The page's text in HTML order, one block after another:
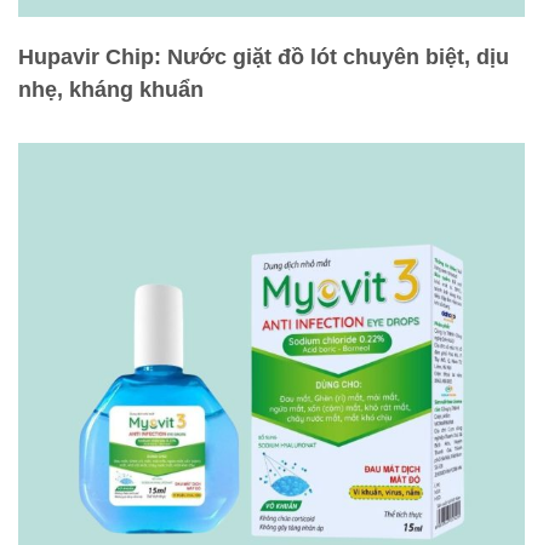
Hupavir Chip: Nước giặt đồ lót chuyên biệt, dịu
nhẹ, kháng khuẩn